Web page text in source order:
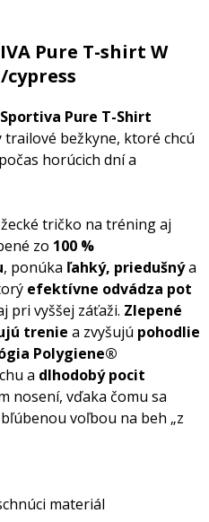
Pure T-shirt W
cypress
Pure T-Shirt
trailové bežkyne, ktoré chcú
horúcich dní a
tričko na tréning aj
zo 100 %
, ponúka ľahký, priedušnýa
efektívne odvádza pot
pri vyššej záťaži. Zlepené
trenie a zvyšujú pohodlie
Polygiene®
a dlhodobý pocit
nosení, vďaka čomu sa
voľbou na beh „z
materiál